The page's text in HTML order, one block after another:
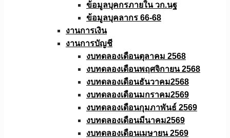
ข้อมูลบุคกรภายใน วก.นฐ
ข้อมูลบุคลากร 66-68
งานการเงิน
งานการบัญชี
งบทดลองเดือนตุลาคม 2568
งบทดลองเดือนพฤศจิกายน 2568
งบทดลองเดือนธันวาคม2568
งบทดลองเดือนมกราคม2569
งบทดลองเดือนกุมภาพันธ์ 2569
งบทดลองเดือนมีนาคม2569
งบทดลองเดือนเมษายน 2569